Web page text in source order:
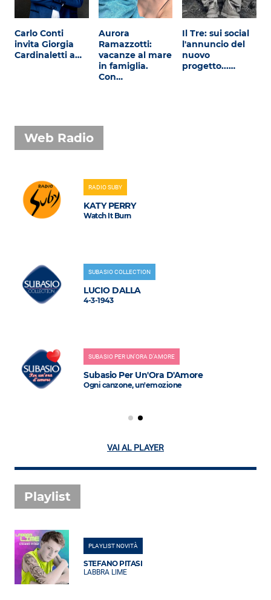
Carlo Conti
invita Giorgia
Cardinaletti a…
Aurora
Ramazzotti:
vacanze al mare
in famiglia.
Con…
Il Tre: sui social
l'annuncio del
nuovo
progetto...…
Web Radio
RADIO SUBY
KATY PERRY
Watch It Burn
SUBASIO COLLECTION
LUCIO DALLA
4-3-1943
SUBASIO PER UN'ORA D'AMORE
Subasio Per Un'Ora D'Amore
Ogni canzone, un'emozione
VAI AL PLAYER
Playlist
PLAYLIST NOVITÀ
STEFANO PITASI
LABBRA LIME